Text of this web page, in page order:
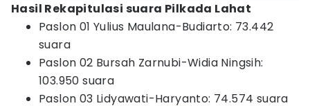
Hasil Rekapitulasi suara Pilkada Lahat
Paslon 01 Yulius Maulana-Budiarto: 73.442
suara
Paslon 02 Bursah Zarnubi-Widia Ningsih:
103.950 suara
Paslon 03 Lidyawati-Haryanto: 74.574 suara